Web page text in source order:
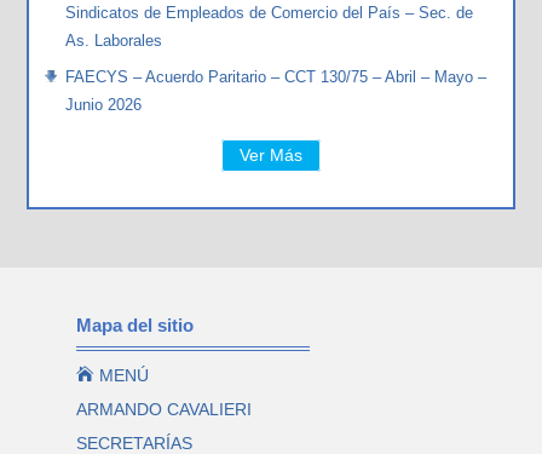
Sindicatos de Empleados de Comercio del País – Sec. de
As. Laborales
FAECYS – Acuerdo Paritario – CCT 130/75 – Abril – Mayo –
Junio 2026
Ver Más
Mapa del sitio
 MENÚ
ARMANDO CAVALIERI
SECRETARÍAS